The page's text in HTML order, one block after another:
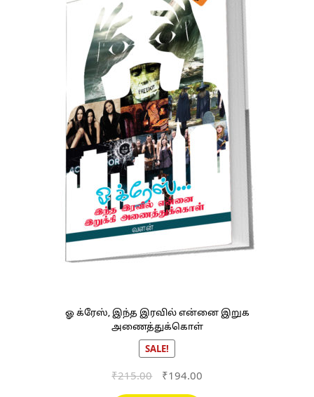
ஓ க்ரேஸ், இந்த இரவில் என்னை இறுக
அணைத்துக்கொள்
SALE!
₹215.00
Original
₹194.00Current